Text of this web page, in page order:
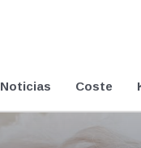
Noticias Coste